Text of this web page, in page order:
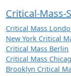
Critical-Mass-
Critical Mass
New York Critical
Critical Mass Berlin
Critical Mass
Brooklyn Critical